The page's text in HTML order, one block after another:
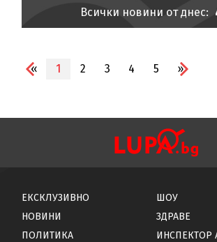
Всички новини от днес:
« 1 2 3 4 5 »
ЕКСКЛУЗИВНО
НОВИНИ
ПОЛИТИКА
ШОУ
ЗДРАВЕ
ИНСПЕКТОР